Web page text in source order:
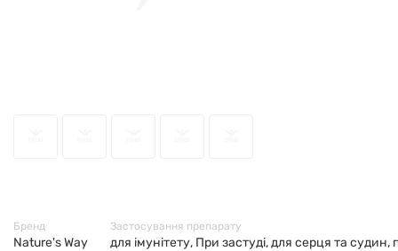
Бренд
Nature's Way
Застосування препарату
для імунітету, При застуді, для серця та